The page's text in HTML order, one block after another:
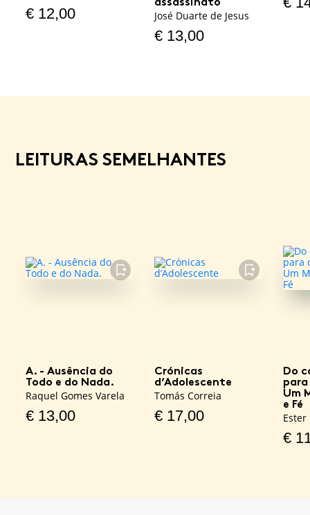
€ 12,00
José Duarte de Jesus
€ 13,00
LEITURAS SEMELHANTES
FAVORITO
A. - Ausência do
Todo e do Nada.
Raquel Gomes Varela
€ 13,00
FAVORITO
Crónicas
d’Adolescente
Tomás Correia
€ 17,00
Do
Um
e Fé
Ester
€